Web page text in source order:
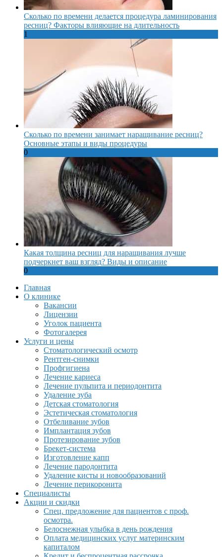
Сколько по времени делается процедура ламинирования
ресниц? Факторы влияющие на длительность
1
Сколько по времени занимает наращивание ресниц?
Основные этапы и виды процедуры
0
Какая толщина ресниц для наращивания лучше
подчеркнет ваш взгляд? Виды и описание
0
Главная
О клинике
Вакансии
Лицензии
Уголок пациента
Фотогалерея
Услуги и цены
Стоматологический осмотр
Рентген-снимки
Профгигиена
Лечение кариеса
Лечение пульпита и периодонтита
Удаление зуба
Детская стоматология
Эстетическая стоматология
Отбеливание зубов
Имплантация зубов
Протезирование зубов
Брекет-система
Изготовление капп
Лечение пародонтита
Удаление кисты и новообразований
Лечение перикоронита
Специалисты
Акции и скидки
Спец. предложение для пациентов с проф.
осмотра.
Белоснежная улыбка в день рождения
Оплата медицинских услуг материнским
капиталом